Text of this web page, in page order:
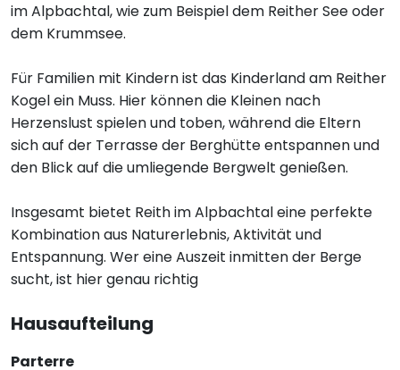
im Alpbachtal, wie zum Beispiel dem Reither See oder
dem Krummsee.
Für Familien mit Kindern ist das Kinderland am Reither
Kogel ein Muss. Hier können die Kleinen nach
Herzenslust spielen und toben, während die Eltern
sich auf der Terrasse der Berghütte entspannen und
den Blick auf die umliegende Bergwelt genießen.
Insgesamt bietet Reith im Alpbachtal eine perfekte
Kombination aus Naturerlebnis, Aktivität und
Entspannung. Wer eine Auszeit inmitten der Berge
sucht, ist hier genau richtig
Hausaufteilung
Parterre